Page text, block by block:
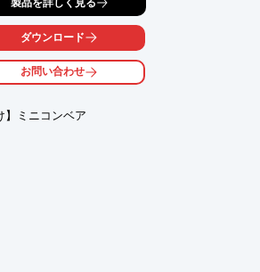
質向上
ダウンロード
お問い合わせ
】ミニコンベア